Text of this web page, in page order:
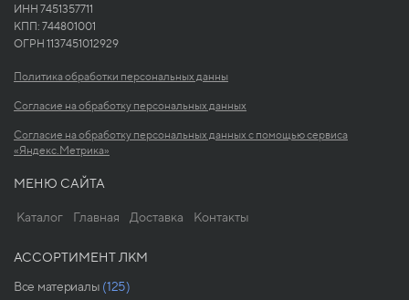
ИНН 7451357711
КПП: 744801001
ОГРН 1137451012929
Политика обработки персональных данны
Согласие на обработку персональных данных
Согласие на обработку персональных данных с помощью сервиса
«Яндекс.Метрика»
МЕНЮ САЙТА
Каталог Главная Доставка Контакты
АССОРТИМЕНТ ЛКМ
Все материалы (125)